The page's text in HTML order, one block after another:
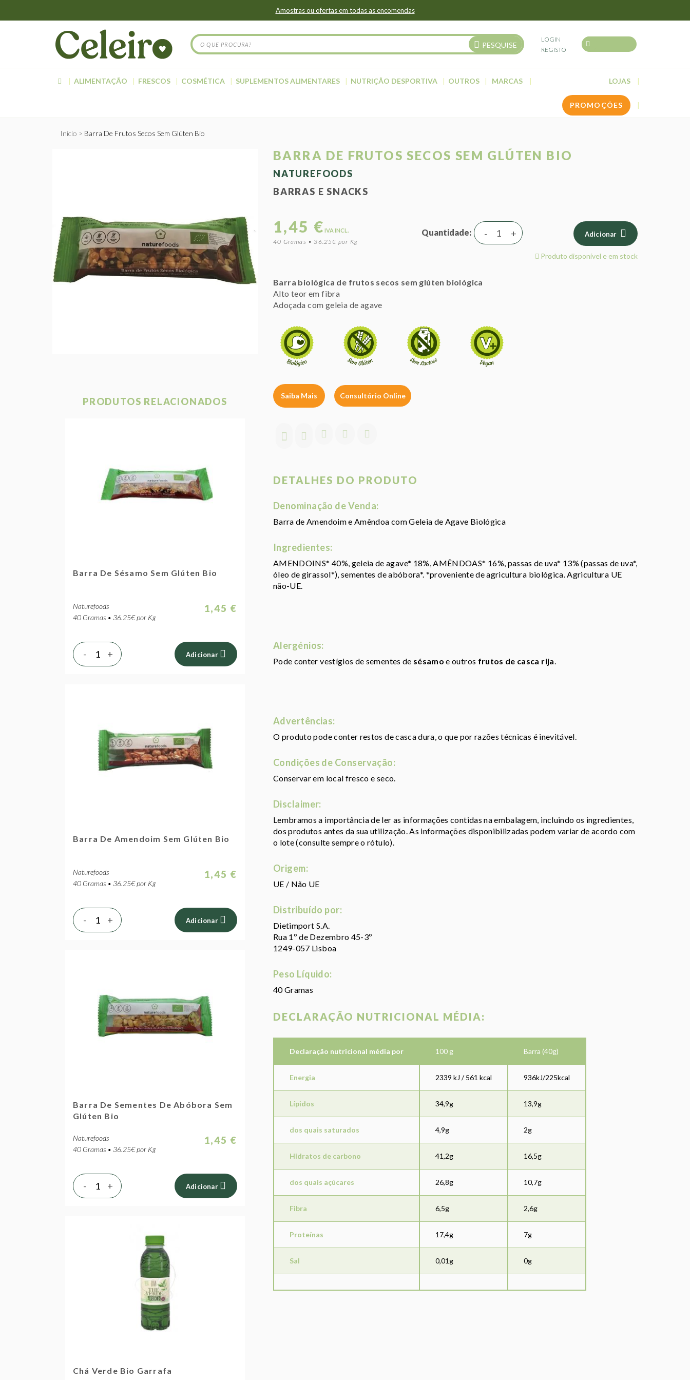
Amostras ou ofertas em todas as encomendas
PESQUISE
LOGIN
REGISTO
ALIMENTAÇÃO FRESCOS COSMÉTICA SUPLEMENTOS ALIMENTARES NUTRIÇÃO DESPORTIVA OUTROS MARCAS LOJAS
PROMOÇÕES
Início Barra De Frutos Secos Sem Glúten Bio
BARRA DE FRUTOS SECOS SEM GLÚTEN BIO
NATUREFOODS
BARRAS E SNACKS
1,45 € IVA INCL.
40 Gramas • 36.25€ por Kg
Quantidade +
- Adicionar
Produto disponível e em stock
Barra biológica de frutos secos sem glúten biológica
Alto teor em fibra
Adoçada com geleia de agave
Saiba Mais Consultório Online
DETALHES DO PRODUTO
Denominação de Venda:
Barra de Amendoim e Amêndoa com Geleia de Agave Biológica
Ingredientes:
AMENDOINS* 40%, geleia de agave* 18%, AMÊNDOAS* 16%, passas de uva* 13% (passas de uva*,
óleo de girassol*), sementes de abóbora*. *proveniente de agricultura biológica. Agricultura UE
não-UE.
Alergénios:
Pode conter vestígios de sementes de sésamo e outros frutos de casca rija.
Advertências:
O produto pode conter restos de casca dura, o que por razões técnicas é inevitável.
Condições de Conservação:
Conservar em local fresco e seco.
Disclaimer:
Lembramos a importância de ler as informações contidas na embalagem, incluindo os ingredientes,
dos produtos antes da sua utilização. As informações disponibilizadas podem variar de acordo com
o lote (consulte sempre o rótulo).
Origem:
UE / Não UE
Distribuído por:
Dietimport S.A.
Rua 1º de Dezembro 45-3º
1249-057 Lisboa
Peso Líquido:
40 Gramas
DECLARAÇÃO NUTRICIONAL MÉDIA:
Declaração nutricional média por 100 g Barra (40g)
Energia 2339 kJ / 561 kcal 936kJ/225kcal
Lípidos 34,9g 13,9g
dos quais saturados 4,9g 2g
Hidratos de carbono 41,2g 16,5g
dos quais açúcares 26,8g 10,7g
Fibra 6,5g 2,6g
Proteínas 17,4g 7g
Sal 0,01g 0g
PRODUTOS RELACIONADOS
Barra De Sésamo Sem Glúten Bio
Naturefoods
40 Gramas • 36.25€ por Kg
1,45 €
+
- Adicionar
Barra De Amendoim Sem Glúten Bio
Naturefoods
40 Gramas • 36.25€ por Kg
1,45 €
+
- Adicionar
Barra De Sementes De Abóbora Sem
Glúten Bio
Naturefoods
40 Gramas • 36.25€ por Kg
1,45 €
+
- Adicionar
Chá Verde Bio Garrafa